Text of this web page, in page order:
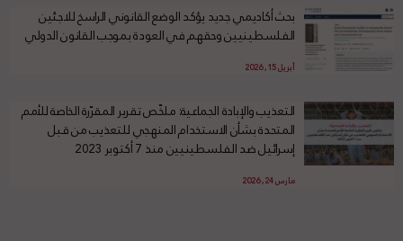
بحث أكاديمي جديد يؤكد الوضع القانوني الراسخ للاجئين
الفلسطينيين وحقهم في العودة بموجب القانون الدولي
أبريل 15, 2026
التعذيب والإبادة الجماعية: ملخّص تقرير المقرّرة الخاصة للأمم
المتحدة بشأن الاستخدام المنهجي للتعذيب من قبل
إسرائيل ضد الفلسطينيين منذ 7 أكتوبر 2023
مارس 24, 2026